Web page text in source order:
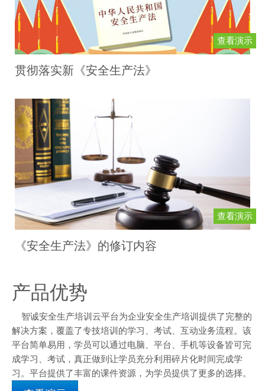
查看演示
贯彻落实新《安全生产法》
查看演示
《安全生产法》的修订内容
产品优势
智诚安全生产培训云平台为企业安全生产培训提供了完整的
解决方案，覆盖了专技培训的学习、考试、互动业务流程。该
平台简单易用，学员可以通过电脑、平台、手机等设备皆可完
成学习、考试，真正做到让学员充分利用碎片化时间完成学
习。平台提供了丰富的课件资源，为学员提供了更多的选择。